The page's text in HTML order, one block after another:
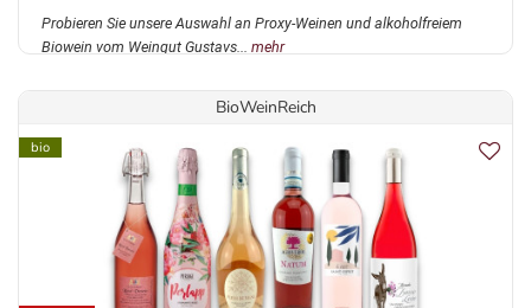
Probieren Sie unsere Auswahl an Proxy-Weinen und alkoholfreiem
Biowein vom Weingut Gustavs... mehr
BioWeinReich
bio